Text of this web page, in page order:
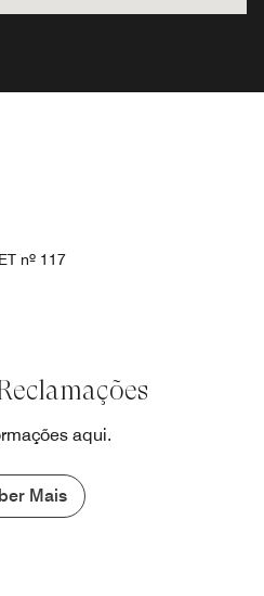
nº 117
aqui.
Mais